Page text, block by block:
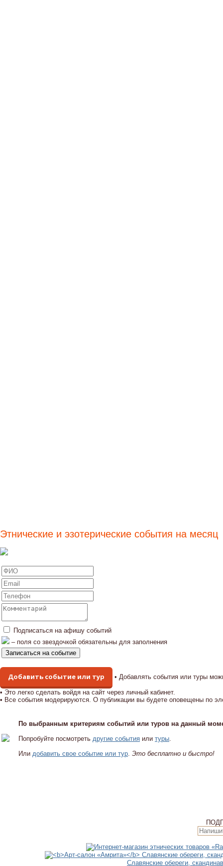
Этнические и эзотерические события на месяц
Подписаться на афишу событий
– поля со звездочкой обязательны для заполнения
Добавить событие или тур • Добавлять события или туры
• Это легко сделать войдя на сайт через личный кабинет.
• Все события модерируются. О публикации вы будете оповещены по
По выбранным критериям событий или туров на данный
Попробуйте посмотреть другие события или туры.
Или добавить свое событие или тур. Это бесплатно и быстро!
Славянские обереги,